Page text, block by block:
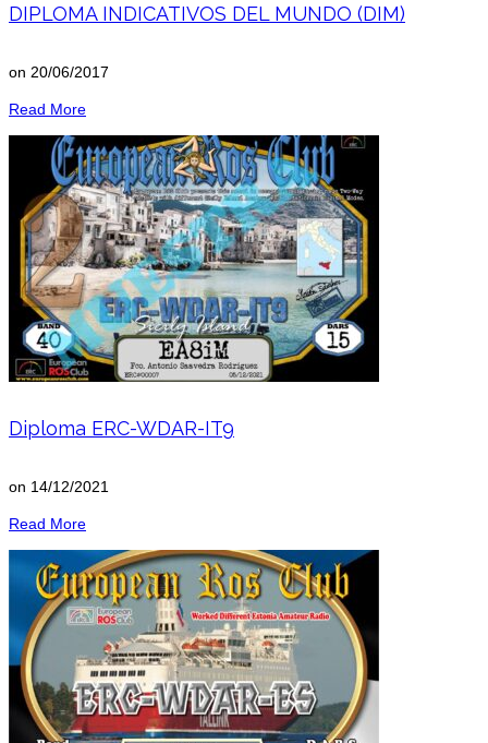
DIPLOMA INDICATIVOS DEL MUNDO (DIM)
on 20/06/2017
Read More
Diploma ERC-WDAR-IT9
on 14/12/2021
Read More